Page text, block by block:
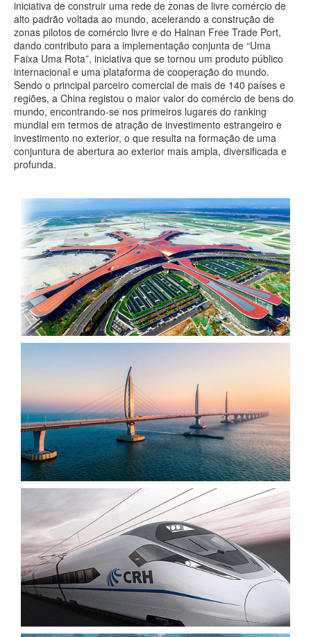
iniciativa de construir uma rede de zonas de livre comércio de
alto padrão voltada ao mundo, acelerando a construção de
zonas pilotos de comércio livre e do Hainan Free Trade Port,
dando contributo para a implementação conjunta de “Uma
Faixa Uma Rota”, iniciativa que se tornou um produto público
internacional e uma plataforma de cooperação do mundo.
Sendo o principal parceiro comercial de mais de 140 países e
regiões, a China registou o maior valor do comércio de bens do
mundo, encontrando-se nos primeiros lugares do ranking
mundial em termos de atração de investimento estrangeiro e
investimento no exterior, o que resulta na formação de uma
conjuntura de abertura ao exterior mais ampla, diversificada e
profunda.